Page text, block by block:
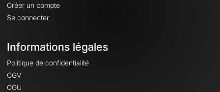
Créer un compte
Se connecter
Informations légales
Politique de confidentialité
CGV
CGU